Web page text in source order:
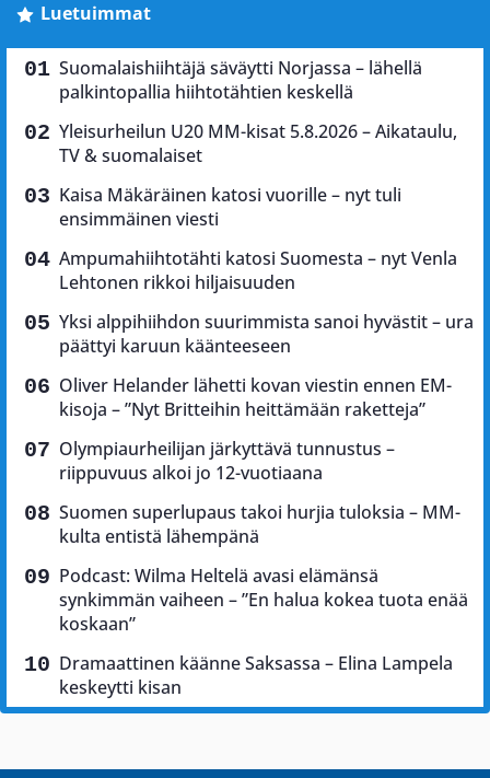
Luetuimmat
Suomalaishiihtäjä säväytti Norjassa – lähellä
palkintopallia hiihtotähtien keskellä
Yleisurheilun U20 MM-kisat 5.8.2026 – Aikataulu,
TV & suomalaiset
Kaisa Mäkäräinen katosi vuorille – nyt tuli
ensimmäinen viesti
Ampumahiihtotähti katosi Suomesta – nyt Venla
Lehtonen rikkoi hiljaisuuden
Yksi alppihiihdon suurimmista sanoi hyvästit – ura
päättyi karuun käänteeseen
Oliver Helander lähetti kovan viestin ennen EM-
kisoja – ”Nyt Britteihin heittämään raketteja”
Olympiaurheilijan järkyttävä tunnustus –
riippuvuus alkoi jo 12-vuotiaana
Suomen superlupaus takoi hurjia tuloksia – MM-
kulta entistä lähempänä
Podcast: Wilma Heltelä avasi elämänsä
synkimmän vaiheen – ”En halua kokea tuota enää
koskaan”
Dramaattinen käänne Saksassa – Elina Lampela
keskeytti kisan